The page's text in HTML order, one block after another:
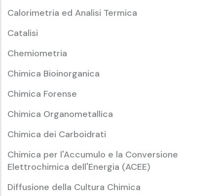
Calorimetria ed Analisi Termica
Catalisi
Chemiometria
Chimica Bioinorganica
Chimica Forense
Chimica Organometallica
Chimica dei Carboidrati
Chimica per l'Accumulo e la Conversione
Elettrochimica dell'Energia (ACEE)
Diffusione della Cultura Chimica